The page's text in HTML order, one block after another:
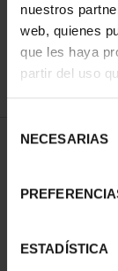
nuestros
web, quienes
que les haya
partir del uso
NECESARIAS
ESTADÍSTICA
1 Productos